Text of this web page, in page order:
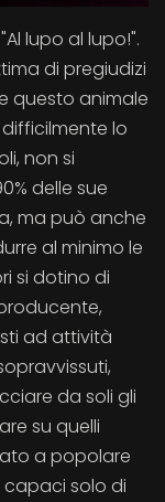
lupo al lupo!".
di pregiudizi
questo animale
lo
non si
delle sue
ma può anche
al minimo le
si dotino di
ad attività
da soli gli
su quelli
a popolare
capaci solo di